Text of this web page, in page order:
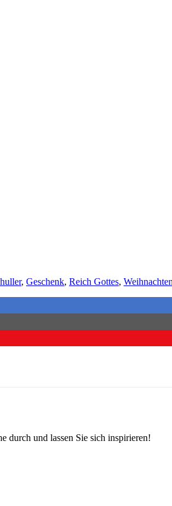
, Geschenk, Reich Gottes,
durch und lassen Sie sich inspirieren!